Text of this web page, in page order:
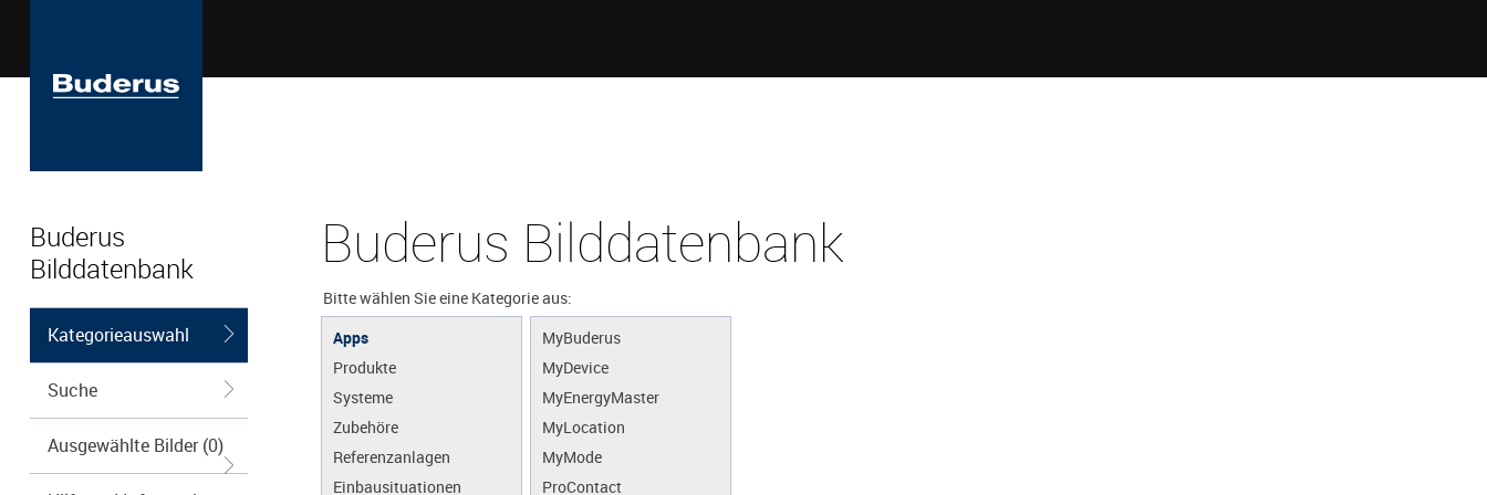
Buderus
Bilddatenbank
Kategorieauswahl
Suche
Ausgewählte Bilder (0)
Buderus Bilddatenbank
Bitte wählen Sie eine Kategorie aus:
Apps
Produkte
Systeme
Zubehöre
Referenzanlagen
Einbausituationen
MyBuderus
MyDevice
MyEnergyMaster
MyLocation
MyMode
ProContact